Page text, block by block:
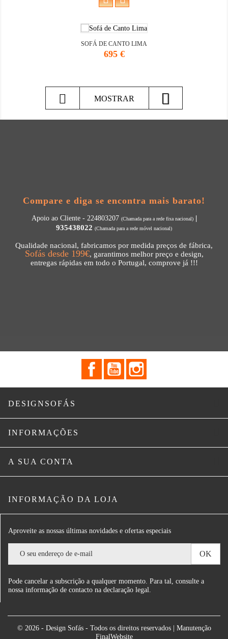
SOFÁ DE CANTO LIMA
Preço
695 €
MOSTRAR 
Compare e diga se encontra mais barato!
Apoio ao Cliente - 224803207 (Chamada para a rede fixa nacional)|
935438022 (Chamada para a rede móvel nacional)
Qualidade nacional, fabricamos por medida preços de fábrica,
Sofás desde 199€, garantimos melhor preço e design,
entregas rápidas em todo o Portugal, comprove já !!!
FacebookYouTube
DESIGNSOFÁS
INFORMAÇÕES
A SUA CONTA
INFORMAÇÃO DA LOJA
Aproveite as nossas últimas novidades e ofertas especiais
Pode cancelar a subscrição a qualquer momento. Para tal, consulte a
nossa informação de contacto na declaração legal.
© 2026 - Design Sofás - Todos os direitos reservados | Manutenção
FinalWebsite